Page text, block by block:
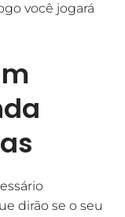
você jogará
dirão se o seu